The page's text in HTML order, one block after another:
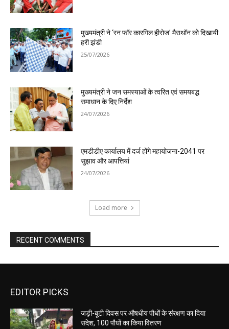
मुख्यमंत्री ने ‘रन फॉर कारगिल हीरोज’ मैराथॉन को दिखायी
हरी झंडी
25/07/2026
मुख्यमंत्री ने जन समस्याओं के त्वरित एवं समयबद्ध
समाधान के दिए निर्देश
24/07/2026
एमडीडीए कार्यालय में दर्ज होंगे महायोजना-2041 पर
सुझाव और आपत्तियां
24/07/2026
Load more
RECENT COMMENTS
EDITOR PICKS
जड़ी-बूटी दिवस पर औषधीय पौधों के संरक्षण का दिया
संदेश, 100 पौधों का किया वितरण